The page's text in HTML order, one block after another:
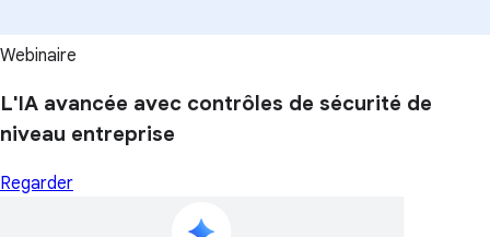
Webinaire
L'IA avancée avec contrôles de sécurité de
niveau entreprise
Regarder